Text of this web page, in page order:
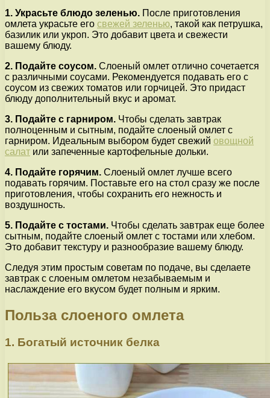
1. Украсьте блюдо зеленью. После приготовления
омлета украсьте его свежей зеленью, такой как петрушка,
базилик или укроп. Это добавит цвета и свежести
вашему блюду.
2. Подайте соусом. Слоеный омлет отлично сочетается
с различными соусами. Рекомендуется подавать его с
соусом из свежих томатов или горчицей. Это придаст
блюду дополнительный вкус и аромат.
3. Подайте с гарниром. Чтобы сделать завтрак
полноценным и сытным, подайте слоеный омлет с
гарниром. Идеальным выбором будет свежий овощной
салат или запеченные картофельные дольки.
4. Подайте горячим. Слоеный омлет лучше всего
подавать горячим. Поставьте его на стол сразу же после
приготовления, чтобы сохранить его нежность и
воздушность.
5. Подайте с тостами. Чтобы сделать завтрак еще более
сытным, подайте слоеный омлет с тостами или хлебом.
Это добавит текстуру и разнообразие вашему блюду.
Следуя этим простым советам по подаче, вы сделаете
завтрак с слоеным омлетом незабываемым и
наслаждение его вкусом будет полным и ярким.
Польза слоеного омлета
1. Богатый источник белка